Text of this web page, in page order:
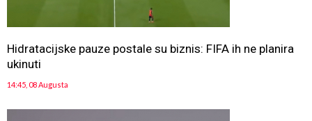
Hidratacijske pauze postale su biznis: FIFA ih ne planira
ukinuti
14:45, 08 Augusta